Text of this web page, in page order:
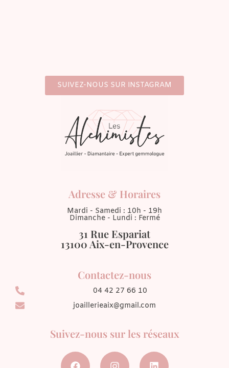
SUIVEZ-NOUS SUR INSTAGRAM
Adresse & Horaires
Mardi - Samedi : 10h - 19h
Dimanche - Lundi : Fermé
31 Rue Espariat
13100 Aix-en-Provence
Contactez-nous
04 42 27 66 10
joaillerieaix@gmail.com
Suivez-nous sur les réseaux